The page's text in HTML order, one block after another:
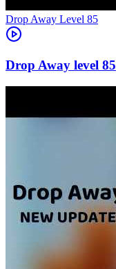
Level 85
85